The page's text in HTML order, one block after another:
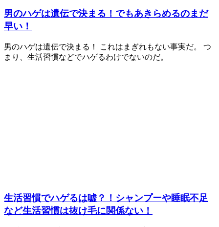
男のハゲは遺伝で決まる！でもあきらめるのまだ
早い！
男のハゲは遺伝で決まる！ これはまぎれもない事実だ。 つ
まり、生活習慣などでハゲるわけでないのだ。
生活習慣でハゲるは嘘？！シャンプーや睡眠不足
など生活習慣は抜け毛に関係ない！